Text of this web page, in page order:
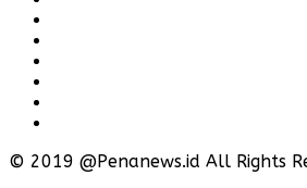
© 2019 @Penanews.id All Rights